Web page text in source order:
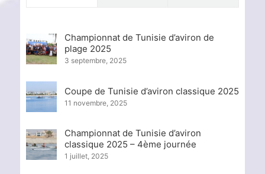
Championnat de Tunisie d’aviron de
plage 2025
3 septembre, 2025
Coupe de Tunisie d’aviron classique 2025
11 novembre, 2025
Championnat de Tunisie d’aviron
classique 2025 – 4ème journée
1 juillet, 2025